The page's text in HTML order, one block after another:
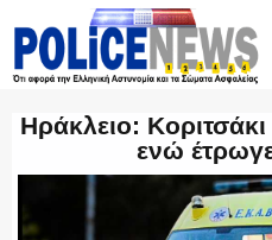
ΤΡΟΧΑΙΑ
Ηράκλειο:
ενώ